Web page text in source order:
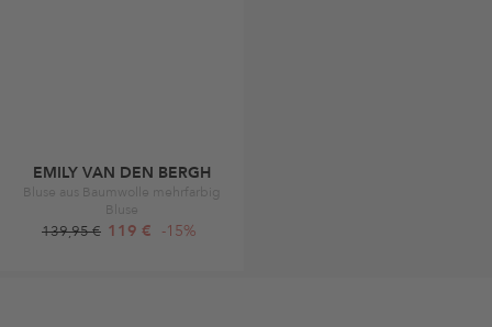
EMILY VAN DEN BERGH
Bluse aus Baumwolle mehrfarbig
Bluse
139,95 € 119 € -15%